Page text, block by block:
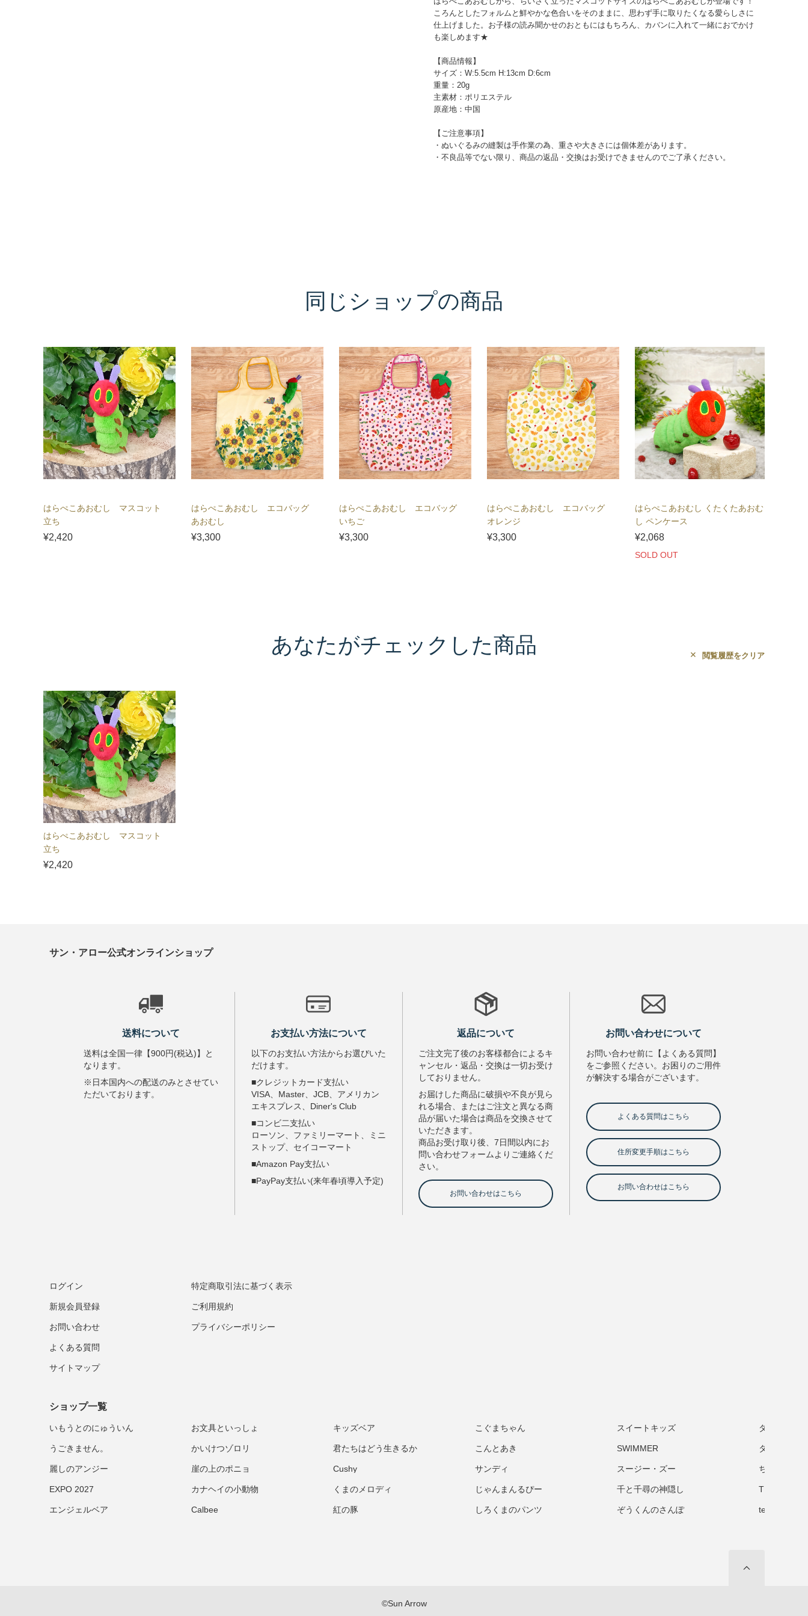
同じショップの商品
はらぺこあおむし マスコット
立ち
¥2,420
はらぺこあおむし エコバッグ
あおむし
¥3,300
はらぺこあおむし エコバッグ
いちご
¥3,300
はらぺこあおむし エコバッグ
オレンジ
¥3,300
はらぺこあおむし くたくたあおむ
し ペンケース
¥2,068
SOLD OUT
あなたがチェックした商品 閲覧履歴をクリア
はらぺこあおむし マスコット
立ち
¥2,420
サン・アロー公式オンラインショップ
ログイン
新規会員登録
お問い合わせ
よくある質問
サイトマップ
特定商取引法に基づく表示
ご利用規約
プライバシーポリシー
ショップ一覧
いもうとのにゅういん
うごきません。
麗しのアンジー
EXPO 2027
エンジェルベア
お文具といっしょ
かいけつゾロリ
崖の上のポニョ
カナヘイの小動物
Calbee
キッズベア
君たちはどう生きるか
Cushy
くまのメロディ
紅の豚
こぐまちゃん
こんとあき
サンディ
じゃんまんるぴー
しろくまのパンツ
スイートキッズ
SWIMMER
スージー・ズー
千と千尋の神隠し
ぞうくんのさんぽ
ダーウィン
タヌキとキ
ちいさなソ
TEA TIME
tetra
©Sun Arrow